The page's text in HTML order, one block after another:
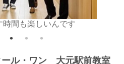
時間も楽しいんです
ル・ワン 大元駅前教室